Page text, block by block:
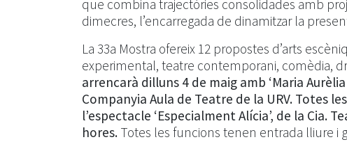
que combina trajectòries consolidades amb
dimecres, l’encarregada de dinamitzar la
La 33a Mostra ofereix 12 propostes d’arts
experimental, teatre contemporani, comèdia,
arrencarà dilluns 4 de maig amb ‘Maria
Companyia Aula de Teatre de la URV. Totes
l’espectacle ‘Especialment Alícia’, de la Cia.
hores. Totes les funcions tenen entrada lliure i